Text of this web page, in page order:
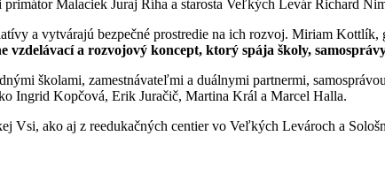
Malaciek Juraj Říha a starosta Veľkých Levár Richard
a vytvárajú bezpečné prostredie na ich rozvoj. Miriam
a rozvojový koncept, ktorý spája školy,
školami, zamestnávateľmi a duálnymi partnermi,
Ingrid Kopčová, Erik Juračič, Martina Král a Marcel Halla.
Vsi, ako aj z reedukačných centier vo Veľkých Levároch a